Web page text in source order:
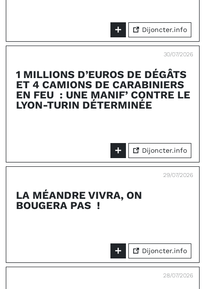
Dijoncter.info
30/07/2026
1 MILLIONS D’EUROS DE DÉGÂTS
ET 4 CAMIONS DE CARABINIERS
EN FEU : UNE MANIF’ CONTRE LE
LYON-TURIN DÉTERMINÉE
Dijoncter.info
29/07/2026
LA MÉANDRE VIVRA, ON
BOUGERA PAS !
Dijoncter.info
28/07/2026